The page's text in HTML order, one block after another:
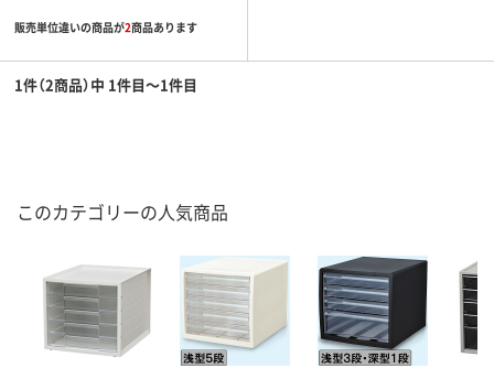
販売単位違いの商品が2商品あります
1件（2商品）中 1件目～1件目
このカテゴリーの人気商品